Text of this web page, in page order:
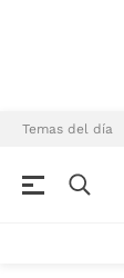
Temas del día